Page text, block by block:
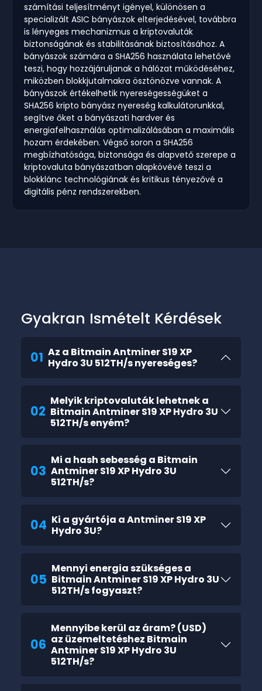
számítási teljesítményt igényel, különösen a
specializált ASIC bányászok elterjedésével, továbbra
is lényeges mechanizmus a kriptovaluták
biztonságának és stabilitásának biztosításához. A
bányászok számára a SHA256 használata lehetővé
teszi, hogy hozzájáruljanak a hálózat működéséhez,
miközben blokkjutalmakra ösztönözve vannak. A
bányászok értékelhetik nyereségességüket a
SHA256 kripto bányász nyereség kalkulátorunkkal,
segítve őket a bányászati hardver és
energiafelhasználás optimalizálásában a maximális
hozam érdekében. Végső soron a SHA256
megbízhatósága, biztonsága és alapvető szerepe a
kriptovaluta bányászatban alapkövévé teszi a
blokklánc technológiának és kritikus tényezővé a
digitális pénz rendszerekben.
Gyakran Ismételt Kérdések
01 Az a Bitmain Antminer S19 XP
Hydro 3U 512TH/s nyereséges?
02
Melyik kriptovaluták lehetnek a
Bitmain Antminer S19 XP Hydro 3U
512TH/s enyém?
03
Mi a hash sebesség a Bitmain
Antminer S19 XP Hydro 3U
512TH/s?
04 Ki a gyártója a Antminer S19 XP
Hydro 3U?
05
Mennyi energia szükséges a
Bitmain Antminer S19 XP Hydro 3U
512TH/s fogyaszt?
06
Mennyibe kerül az áram? (USD)
az üzemeltetéshez Bitmain
Antminer S19 XP Hydro 3U
512TH/s?